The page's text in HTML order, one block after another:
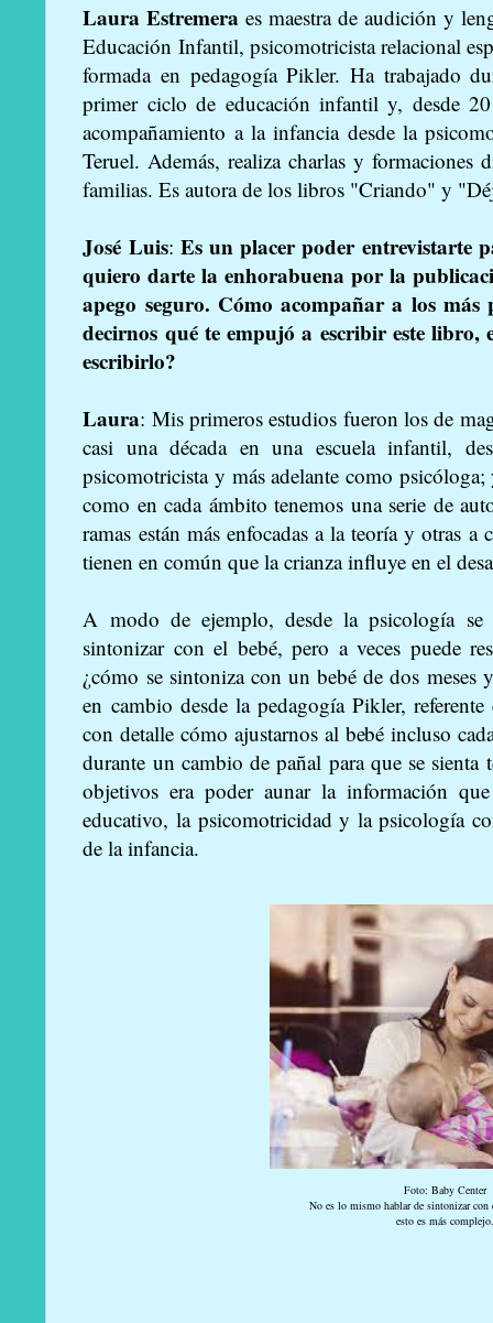
Laura Estremera es maestra de audición y
Educación Infantil, psicomotricista relacional
formada en pedagogía Pikler. Ha trabajado
primer ciclo de educación infantil y, desde
acompañamiento a la infancia desde la
Teruel. Además, realiza charlas y formaciones
familias. Es autora de los libros "Criando" y
José Luis: Es un placer poder entrevistarte
quiero darte la enhorabuena por la
apego seguro. Cómo acompañar a los más
decirnos qué te empujó a escribir este libro,
escribirlo?
Laura: Mis primeros estudios fueron los de
casi una década en una escuela infantil,
psicomotricista y más adelante como
como en cada ámbito tenemos una serie de
ramas están más enfocadas a la teoría y otras
tienen en común que la crianza influye en el
A modo de ejemplo, desde la psicología se
sintonizar con el bebé, pero a veces puede
¿cómo se sintoniza con un bebé de dos meses
en cambio desde la pedagogía Pikler,
con detalle cómo ajustarnos al bebé incluso
durante un cambio de pañal para que se
objetivos era poder aunar la información
educativo, la psicomotricidad y la psicología
de la infancia.
Foto: Baby Center
No es lo mismo hablar de sintonizar con
esto es más